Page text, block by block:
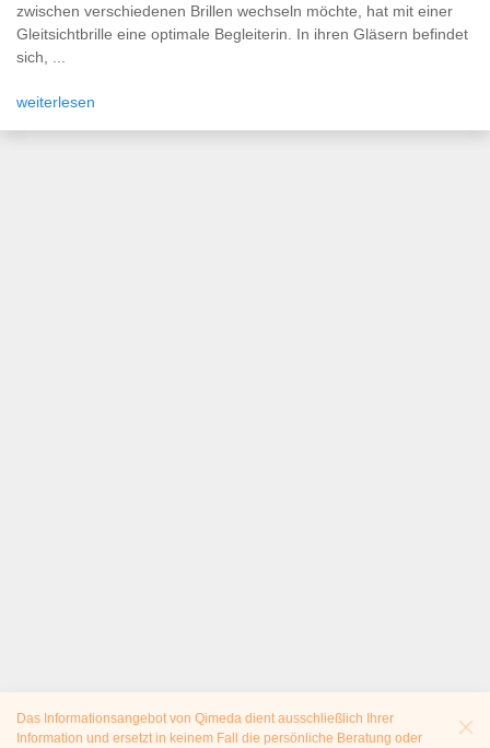
zwischen verschiedenen Brillen wechseln möchte, hat mit einer
Gleitsichtbrille eine optimale Begleiterin. In ihren Gläsern befindet
sich, ...
weiterlesen
Das Informationsangebot von Qimeda dient ausschließlich Ihrer
Information und ersetzt in keinem Fall die persönliche Beratung oder